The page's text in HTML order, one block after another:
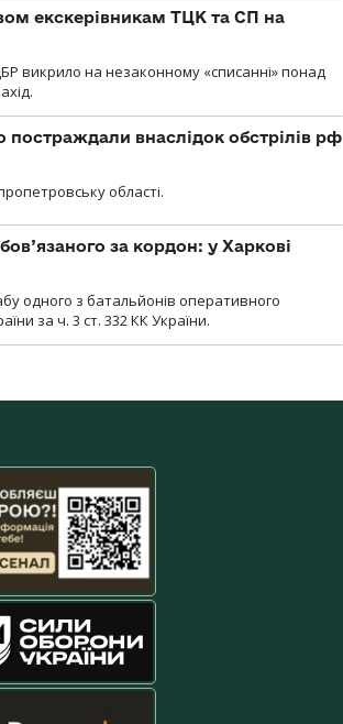
екскерівникам ТЦК та СП на
викрило на незаконному «списанні» понад
внаслідок обстрілів рф
області.
за кордон: у Харкові
одного з батальйонів оперативного
за ч. 3 ст. 332 КК України.